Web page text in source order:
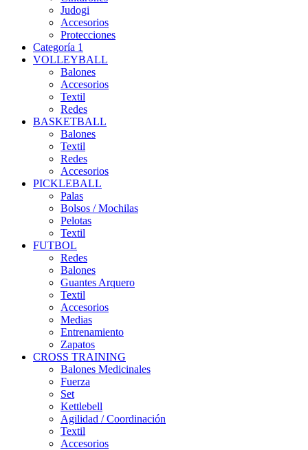
Judogi
Accesorios
Protecciones
Categoría 1
VOLLEYBALL
Balones
Accesorios
Textil
Redes
BASKETBALL
Balones
Textil
Redes
Accesorios
PICKLEBALL
Palas
Bolsos / Mochilas
Pelotas
Textil
FUTBOL
Redes
Balones
Guantes Arquero
Textil
Accesorios
Medias
Entrenamiento
Zapatos
CROSS TRAINING
Balones Medicinales
Fuerza
Set
Kettlebell
Agilidad / Coordinación
Textil
Accesorios